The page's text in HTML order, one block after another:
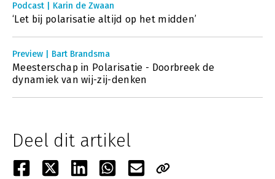
Podcast | Karin de Zwaan
‘Let bij polarisatie altijd op het midden’
Preview | Bart Brandsma
Meesterschap in Polarisatie - Doorbreek de
dynamiek van wij-zij-denken
Deel dit artikel